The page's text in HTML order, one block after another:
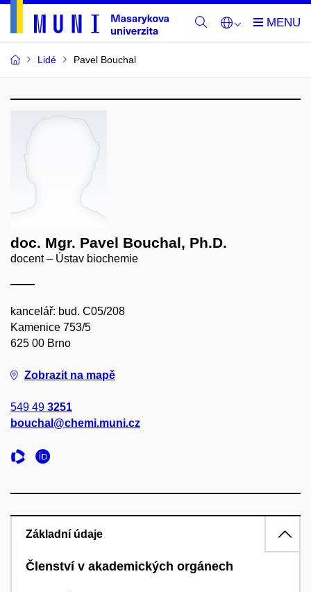
Lidé Pavel Bouchal
doc. Mgr. Pavel Bouchal, Ph.D.
docent – Ústav biochemie
kancelář: bud. C05/208
Kamenice 753/5
625 00 Brno
Zobrazit na mapě
549 49 3251
bouchal@chemi.muni.cz
Základní údaje
Členství v akademických orgánech